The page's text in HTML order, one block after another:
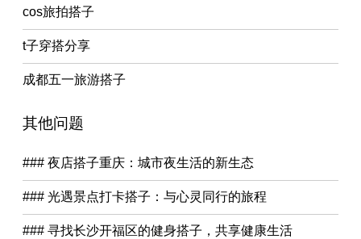
cos旅拍搭子
t子穿搭分享
成都五一旅游搭子
其他问题
### 夜店搭子重庆：城市夜生活的新生态
### 光遇景点打卡搭子：与心灵同行的旅程
### 寻找长沙开福区的健身搭子，共享健康生活